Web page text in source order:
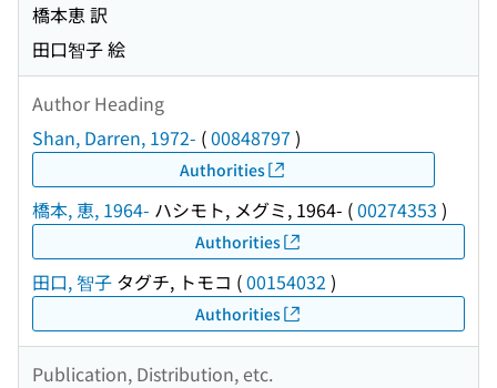
橋本恵 訳
田口智子 絵
Author Heading
Shan, Darren, 1972- (00848797 )
Authorities
橋本, 恵, 1964- ハシモト, メグミ, 1964- (00274353 )
Authorities
田口, 智子 タグチ, トモコ (00154032 )
Authorities
Publication, Distribution, etc.